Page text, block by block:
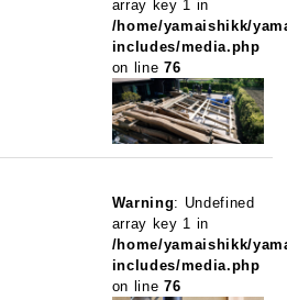
array key 1 in
/home/yamaishikk/
includes/media.php
on line76
Warning: Undefined
array key 1 in
/home/yamaishikk/
includes/media.php
on line76